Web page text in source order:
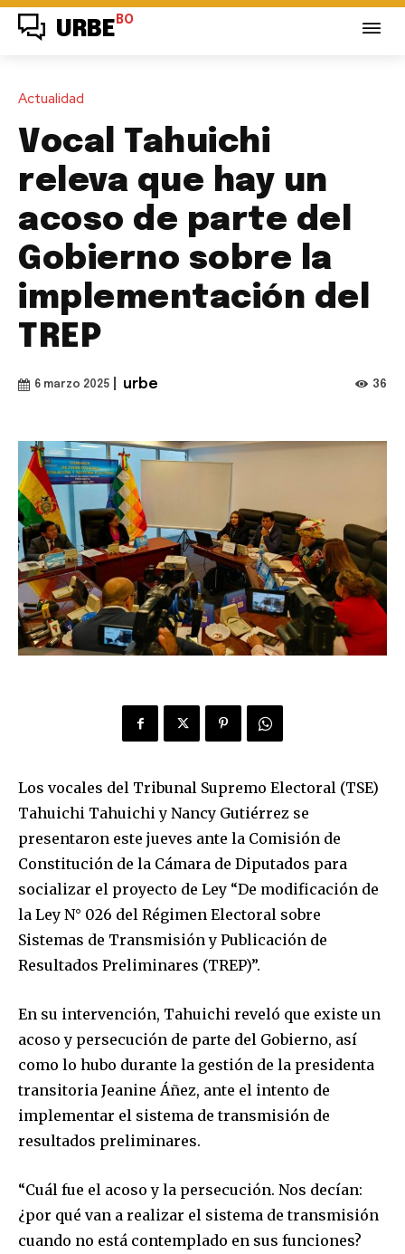
URBE BO
Actualidad
Vocal Tahuichi
releva que hay un
acoso de parte del
Gobierno sobre la
implementación del
TREP
6 marzo 2025 urbe 36
Los vocales del Tribunal Supremo Electoral (TSE)
Tahuichi Tahuichi y Nancy Gutiérrez se
presentaron este jueves ante la Comisión de
Constitución de la Cámara de Diputados para
socializar el proyecto de Ley “De modificación de
la Ley N° 026 del Régimen Electoral sobre
Sistemas de Transmisión y Publicación de
Resultados Preliminares (TREP)”.
En su intervención, Tahuichi reveló que existe un
acoso y persecución de parte del Gobierno, así
como lo hubo durante la gestión de la presidenta
transitoria Jeanine Áñez, ante el intento de
implementar el sistema de transmisión de
resultados preliminares.
“Cuál fue el acoso y la persecución. Nos decían:
¿por qué van a realizar el sistema de transmisión
cuando no está contemplado en sus funciones?